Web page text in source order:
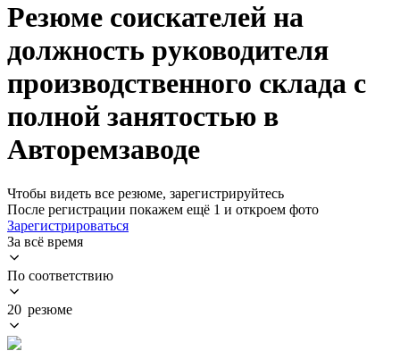
Резюме соискателей на
должность руководителя
производственного склада с
полной занятостью в
Авторемзаводе
Чтобы видеть все резюме, зарегистрируйтесь
После регистрации покажем ещё 1 и откроем фото
Зарегистрироваться
За всё время
По соответствию
20 резюме